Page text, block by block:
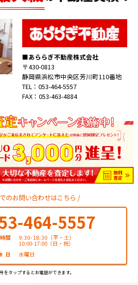
あららぎ不動産株式会社
〒430-0813
静岡県浜松市中央区芳川町110番地
TEL：053-464-5557
FAX：053-463-4884
のお問い合わせはこちら
464-5557
間 9:30-18:30 （平・土）
10:00-17:00（日・祝）
日
水曜日
をタップするとお電話ができます。